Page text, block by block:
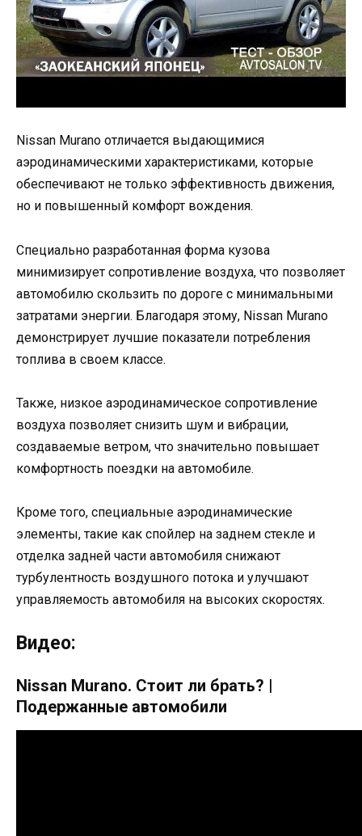
Nissan Murano отличается выдающимися
аэродинамическими характеристиками, которые
обеспечивают не только эффективность движения,
но и повышенный комфорт вождения.
Специально разработанная форма кузова
минимизирует сопротивление воздуха, что позволяет
автомобилю скользить по дороге с минимальными
затратами энергии. Благодаря этому, Nissan Murano
демонстрирует лучшие показатели потребления
топлива в своем классе.
Также, низкое аэродинамическое сопротивление
воздуха позволяет снизить шум и вибрации,
создаваемые ветром, что значительно повышает
комфортность поездки на автомобиле.
Кроме того, специальные аэродинамические
элементы, такие как спойлер на заднем стекле и
отделка задней части автомобиля снижают
турбулентность воздушного потока и улучшают
управляемость автомобиля на высоких скоростях.
Видео:
Nissan Murano. Стоит ли брать? |
Подержанные автомобили